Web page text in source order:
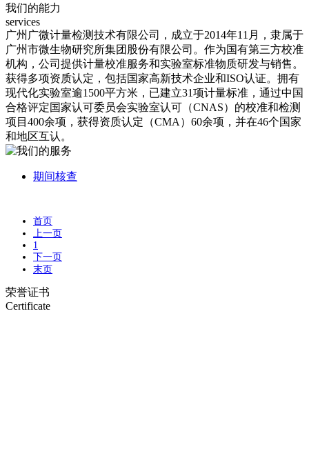
我们的能力
services
广州广微计量检测技术有限公司，成立于2014年11月，隶属于
广州市微生物研究所集团股份有限公司。作为国有第三方校准
机构，公司提供计量校准服务和实验室标准物质研发与销售。
获得多项资质认定，包括国家高新技术企业和ISO认证。拥有
现代化实验室逾1500平方米，已建立31项计量标准，通过中国
合格评定国家认可委员会实验室认可（CNAS）的校准和检测
项目400余项，获得资质认定（CMA）60余项，并在46个国家
和地区互认。
期间核查
首页
上一页
1
下一页
末页
荣誉证书
Certificate